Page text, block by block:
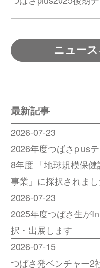
ニュー
最新記事
2026-07-23
2026年度つばさplus
8年度 「地球規模保
事業」に採択されまし
2026-07-23
2025年度つばさ生が
択・出展します
2026-07-15
つばさ発ベンチャー2